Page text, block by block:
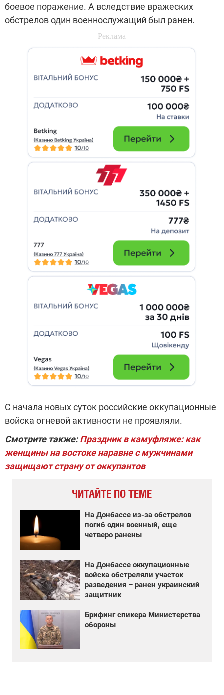
боевое поражение. А вследствие вражеских
обстрелов один военнослужащий был ранен.
С начала новых суток российские оккупационные
войска огневой активности не проявляли.
Смотрите также:Праздник в камуфляже: как
женщины на востоке наравне с мужчинами
защищают страну от оккупантов
ЧИТАЙТЕ ПО ТЕМЕ
На Донбассе из-за обстрелов
погиб один военный, еще
четверо ранены
На Донбассе оккупационные
войска обстреляли участок
разведения – ранен украинский
защитник
Брифинг спикера Министерства
обороны